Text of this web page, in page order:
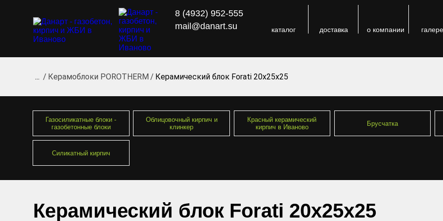
8 (4932) 952-555
mail@danart.su
каталог доставка о компании
... Керамоблоки POROTHERM Керамический блок Forati 20х25х25
Газосиликатные блоки -
газобетонные блоки
Облицовочный кирпич и
клинкер
Красный керамический
кирпич в Иваново
Брусчатка
Силикатный кирпич
Керамический блок Forati 20х25х25